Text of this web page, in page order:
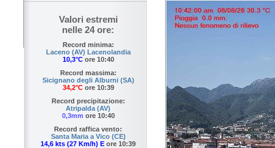
Valori estremi
nelle 24 ore:
Record minima:
Laceno (AV) Lacenolandia
10,3°Core 10:40
Record massima:
Sicignano degli Alburni (SA)
34,2°Core 10:39
Record precipitazione:
Atripalda (AV)
0,3mm ore 10:40
Record raffica vento:
Santa Maria a Vico (CE)
14,6 kts (27 Km/h) E ore 10:39